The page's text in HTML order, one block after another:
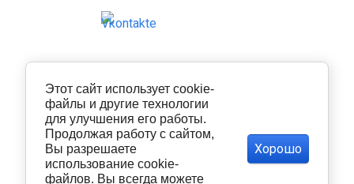
Этот сайт использует cookie-
файлы и другие технологии
для улучшения его работы.
Продолжая работу с сайтом,
Вы разрешаете
использование cookie-
файлов. Вы всегда можете
Хорошо